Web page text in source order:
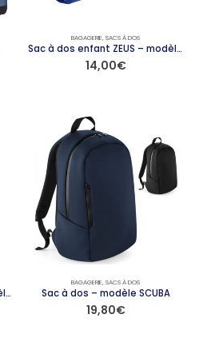
page
du
produit
BAGAGERIE, SACS À DOS
Sac à dos enfant ZEUS – modèle ZAINO
14,00€
plusieurs
variations.
options
peuvent
choisies
la
page
du
produit
Sac à dos adulte Zeus – modèle JAZZ
BAGAGERIE, SACS À DOS
Sac à dos – modèle SCUBA
19,80€